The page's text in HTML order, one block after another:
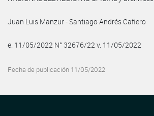
Juan Luis Manzur - Santiago Andrés Cafiero
e. 11/05/2022 N° 32676/22 v. 11/05/2022
Fecha de publicación 11/05/2022